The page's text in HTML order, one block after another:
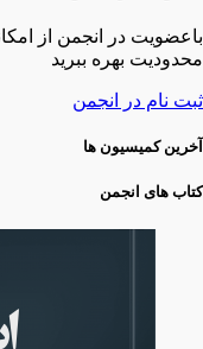
باعضویت در انجمن از
محدودیت بهره ببرید
ثبت نام در انجمن
آخرین کمیسیون ها
کتاب های انجمن